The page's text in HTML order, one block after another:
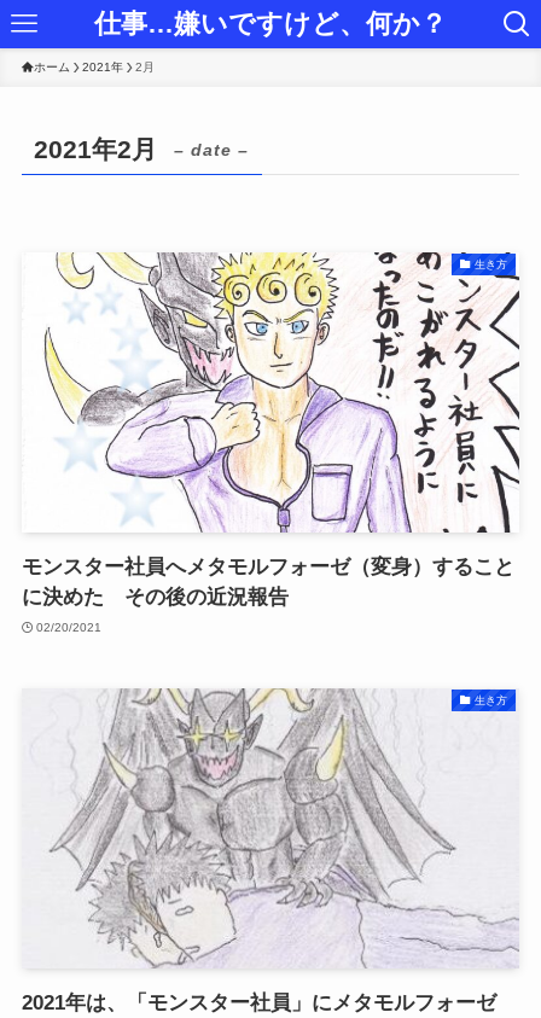
仕事…嫌いですけど、何か？
ホーム 2021年 2月
2021年2月 – date –
生き方
モンスター社員へメタモルフォーゼ（変身）すること
に決めた その後の近況報告
02/20/2021
生き方
2021年は、「モンスター社員」にメタモルフォーゼ